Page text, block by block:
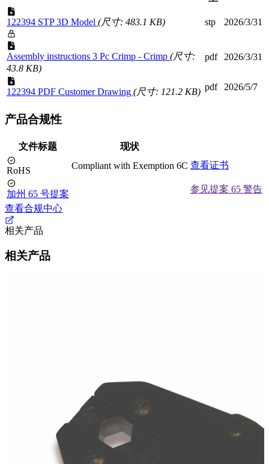
122394 STP 3D Model (尺寸: 483.1 KB) stp 2026/3/31
Assembly instructions 3 Pc Crimp - Crimp (尺寸:
43.8 KB)
pdf 2026/3/31
122394 PDF Customer Drawing (尺寸: 121.2 KB) pdf 2026/5/7
产品合规性
文件标题 现状
RoHS Compliant with Exemption 6C 查看证书
加州 65 号提案
参见提案 65 警告
查看合规中心
相关产品
相关产品